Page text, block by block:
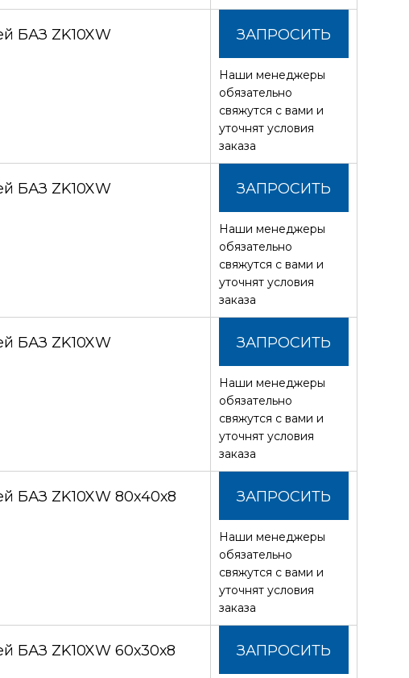
БАЗ ZK10XW
ЗАПРОСИТЬ
СТОИМОСТЬ
Наши менеджеры
обязательно
свяжутся с вами и
уточнят условия
заказа
БАЗ ZK10XW
ЗАПРОСИТЬ
СТОИМОСТЬ
Наши менеджеры
обязательно
свяжутся с вами и
уточнят условия
заказа
БАЗ ZK10XW
ЗАПРОСИТЬ
СТОИМОСТЬ
Наши менеджеры
обязательно
свяжутся с вами и
уточнят условия
заказа
БАЗ ZK10XW 80х40х8
ЗАПРОСИТЬ
СТОИМОСТЬ
Наши менеджеры
обязательно
свяжутся с вами и
уточнят условия
заказа
БАЗ ZK10XW 60х30х8
ЗАПРОСИТЬ